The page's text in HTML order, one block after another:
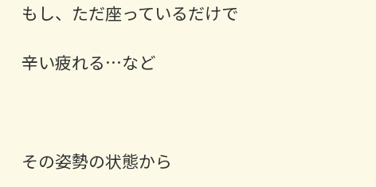
もし、ただ座っているだけで
辛い疲れる…など
その姿勢の状態から